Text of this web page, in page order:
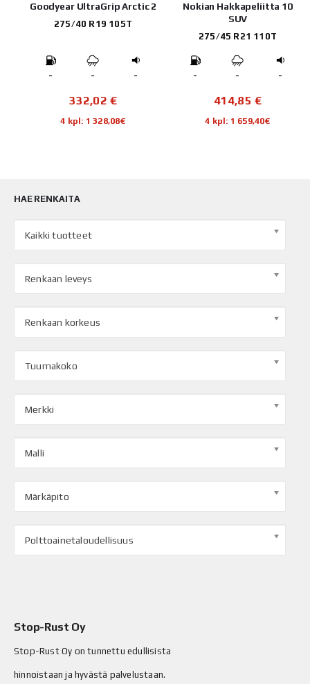
Goodyear UltraGrip Arctic 2
275/40 R19 105T
- - -
332,02€
4 kpl: 1 328,08€
Nokian Hakkapeliitta 10
SUV
275/45 R21 110T
- - -
414,85€
4 kpl: 1 659,40€
HAE RENKAITA
Kaikki tuotteet
Renkaan leveys
Renkaan korkeus
Tuumakoko
Merkki
Malli
Märkäpito
Polttoainetaloudellisuus
Stop-Rust Oy
Stop-Rust Oy on tunnettu edullisista
hinnoistaan ja hyvästä palvelustaan.